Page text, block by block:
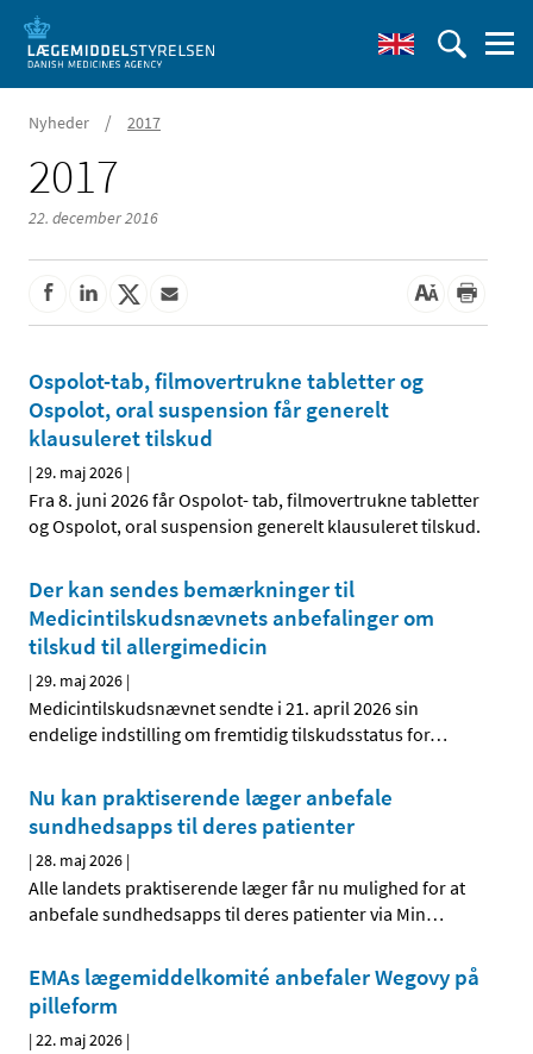
Nyheder / 2017
2017
22. december 2016
Ospolot-tab, filmovertrukne tabletter og
Ospolot, oral suspension får generelt
klausuleret tilskud
|29. maj 2026 |
Fra 8. juni 2026 får Ospolot- tab, filmovertrukne tabletter
og Ospolot, oral suspension generelt klausuleret tilskud.
Der kan sendes bemærkninger til
Medicintilskudsnævnets anbefalinger om
tilskud til allergimedicin
|29. maj 2026 |
Medicintilskudsnævnet sendte i 21. april 2026 sin
endelige indstilling om fremtidig tilskudsstatus for…
Nu kan praktiserende læger anbefale
sundhedsapps til deres patienter
|28. maj 2026 |
Alle landets praktiserende læger får nu mulighed for at
anbefale sundhedsapps til deres patienter via Min…
EMAs lægemiddelkomité anbefaler Wegovy på
pilleform
|22. maj 2026 |